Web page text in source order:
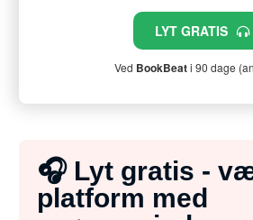
LYT GRATIS
Ved BookBeati 90 dage
🎧 Lyt gratis -
platform med